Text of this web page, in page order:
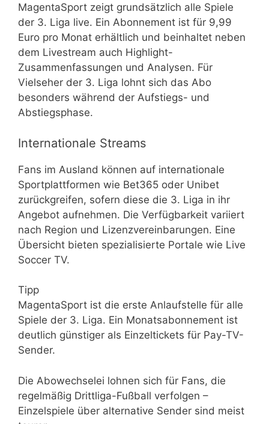
MagentaSport zeigt grundsätzlich alle Spiele
der 3. Liga live. Ein Abonnement ist für 9,99
Euro pro Monat erhältlich und beinhaltet neben
dem Livestream auch Highlight-
Zusammenfassungen und Analysen. Für
Vielseher der 3. Liga lohnt sich das Abo
besonders während der Aufstiegs- und
Abstiegsphase.
Internationale Streams
Fans im Ausland können auf internationale
Sportplattformen wie Bet365 oder Unibet
zurückgreifen, sofern diese die 3. Liga in ihr
Angebot aufnehmen. Die Verfügbarkeit variiert
nach Region und Lizenzvereinbarungen. Eine
Übersicht bieten spezialisierte Portale wie Live
Soccer TV.
Tipp
MagentaSport ist die erste Anlaufstelle für alle
Spiele der 3. Liga. Ein Monatsabonnement ist
deutlich günstiger als Einzeltickets für Pay-TV-
Sender.
Die Abowechselei lohnen sich für Fans, die
regelmäßig Drittliga-Fußball verfolgen –
Einzelspiele über alternative Sender sind meist